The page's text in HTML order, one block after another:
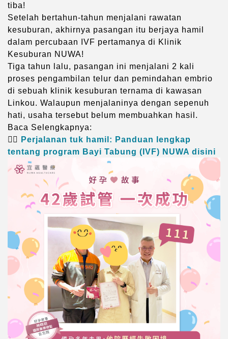
tiba!
Setelah bertahun-tahun menjalani rawatan
kesuburan, akhirnya pasangan itu berjaya hamil
dalam percubaan IVF pertamanya di Klinik
Kesuburan NUWA!
Tiga tahun lalu, pasangan ini menjalani 2 kali
proses pengambilan telur dan pemindahan embrio
di sebuah klinik kesuburan ternama di kawasan
Linkou. Walaupun menjalaninya dengan sepenuh
hati, usaha tersebut belum membuahkan hasil.
Baca Selengkapnya:
👉🏻
Perjalanan tuk hamil: Panduan lengkap
tentang program Bayi Tabung (IVF) NUWA disini